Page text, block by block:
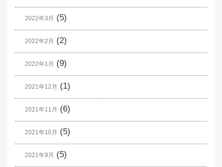
2022年3月 (5)
2022年2月 (2)
2022年1月 (9)
2021年12月 (1)
2021年11月 (6)
2021年10月 (5)
2021年9月 (5)